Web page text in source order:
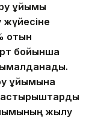
ұйымы
отын
бойынша
ұйымына
жылу